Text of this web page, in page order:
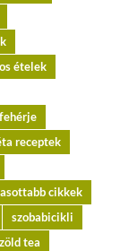
ételek
fehérje
receptek
cikkek
szobabicikli
zöld tea